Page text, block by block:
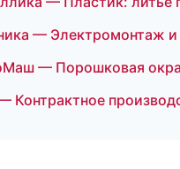
— Электромонтаж
— Порошковая